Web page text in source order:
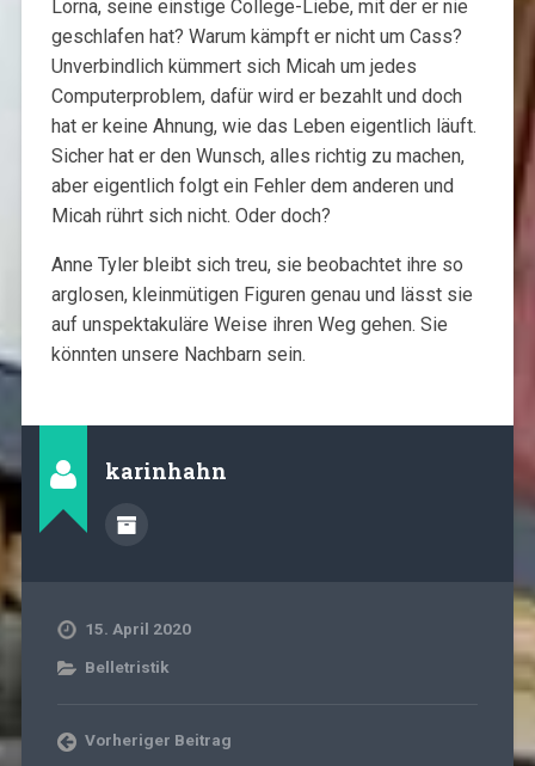
Lorna, seine einstige College-Liebe, mit der er nie
geschlafen hat? Warum kämpft er nicht um Cass?
Unverbindlich kümmert sich Micah um jedes
Computerproblem, dafür wird er bezahlt und doch
hat er keine Ahnung, wie das Leben eigentlich läuft.
Sicher hat er den Wunsch, alles richtig zu machen,
aber eigentlich folgt ein Fehler dem anderen und
Micah rührt sich nicht. Oder doch?
Anne Tyler bleibt sich treu, sie beobachtet ihre so
arglosen, kleinmütigen Figuren genau und lässt sie
auf unspektakuläre Weise ihren Weg gehen. Sie
könnten unsere Nachbarn sein.
karinhahn
15. April 2020
Belletristik
Vorheriger Beitrag